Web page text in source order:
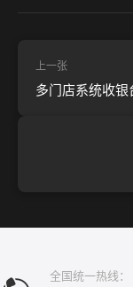
上一张
多门店系统收
全国统一热线：